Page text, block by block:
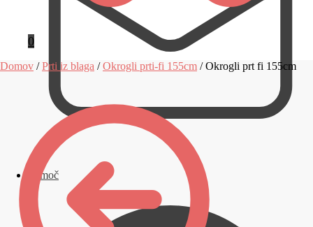
Pomoč
0
Domov /Prti iz blaga /Okrogli prti-fi 155cm /Okrogli prt fi 155cm